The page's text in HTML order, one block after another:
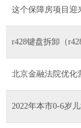
这个保障房项目迎
r428键盘拆卸（r428
北京金融法院优化
2022年本市0-6岁